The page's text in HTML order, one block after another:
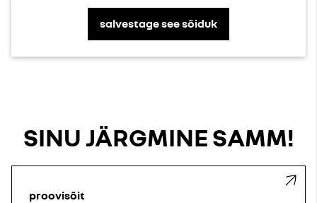
salvestage see sõiduk
SINU JÄRGMINE SAMM!
proovisõit